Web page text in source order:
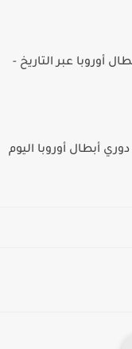
عبر التاريخ -
أبطال أوروبا اليوم